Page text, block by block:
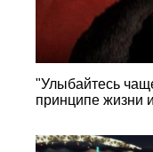
"Улыбайтесь
принципе жизни